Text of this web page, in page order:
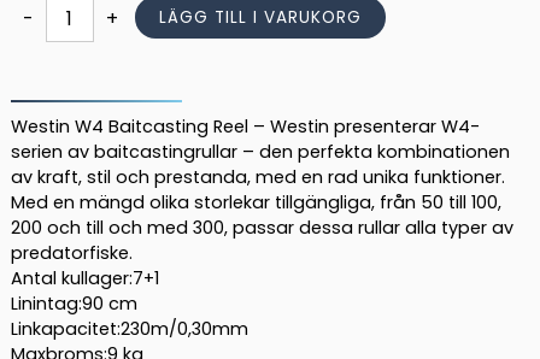
-
Westin
W4-
301
HGS
lågprofilsrulle
7,3:1
Vänster
Metallic
Trooper
mängd
+ LÄGG TILL I VARUKORG
Westin W4 Baitcasting Reel – Westin presenterar W4-
serien av baitcastingrullar – den perfekta kombinationen
av kraft, stil och prestanda, med en rad unika funktioner.
Med en mängd olika storlekar tillgängliga, från 50 till 100,
200 och till och med 300, passar dessa rullar alla typer av
predatorfiske.
Antal kullager:7+1
Linintag:90 cm
Linkapacitet:230m/0,30mm
Maxbroms:9 kg